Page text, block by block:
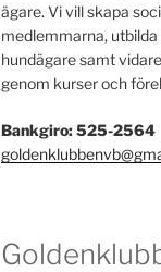
ägare. Vi vill skapa
medlemmarna,
hundägare samt
genom kurser och
Bankgiro: 525-2564